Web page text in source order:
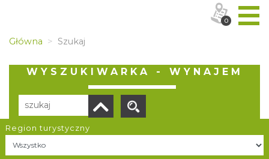
Główna Szukaj
WYSZUKIWARKA - WYNAJEM
Region turystyczny
Liczba elementów:
0